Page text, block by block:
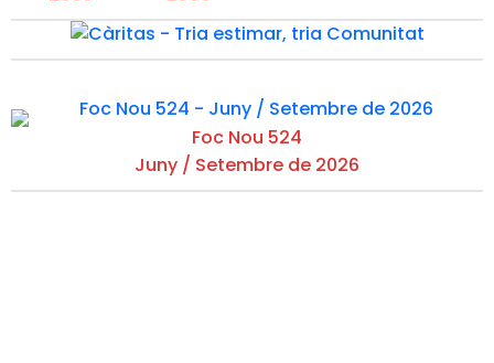
Foc Nou 524
Juny / Setembre de 2026